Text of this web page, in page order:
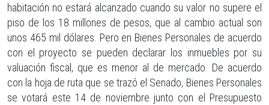
habitación no estará alcanzado cuando su valor no supere el
piso de los 18 millones de pesos, que al cambio actual son
unos 465 mil dólares. Pero en Bienes Personales de acuerdo
con el proyecto se pueden declarar los inmuebles por su
valuación fiscal, que es menor al de mercado. De acuerdo
con la hoja de ruta que se trazó el Senado, Bienes Personales
se votará este 14 de noviembre junto con el Presupuesto